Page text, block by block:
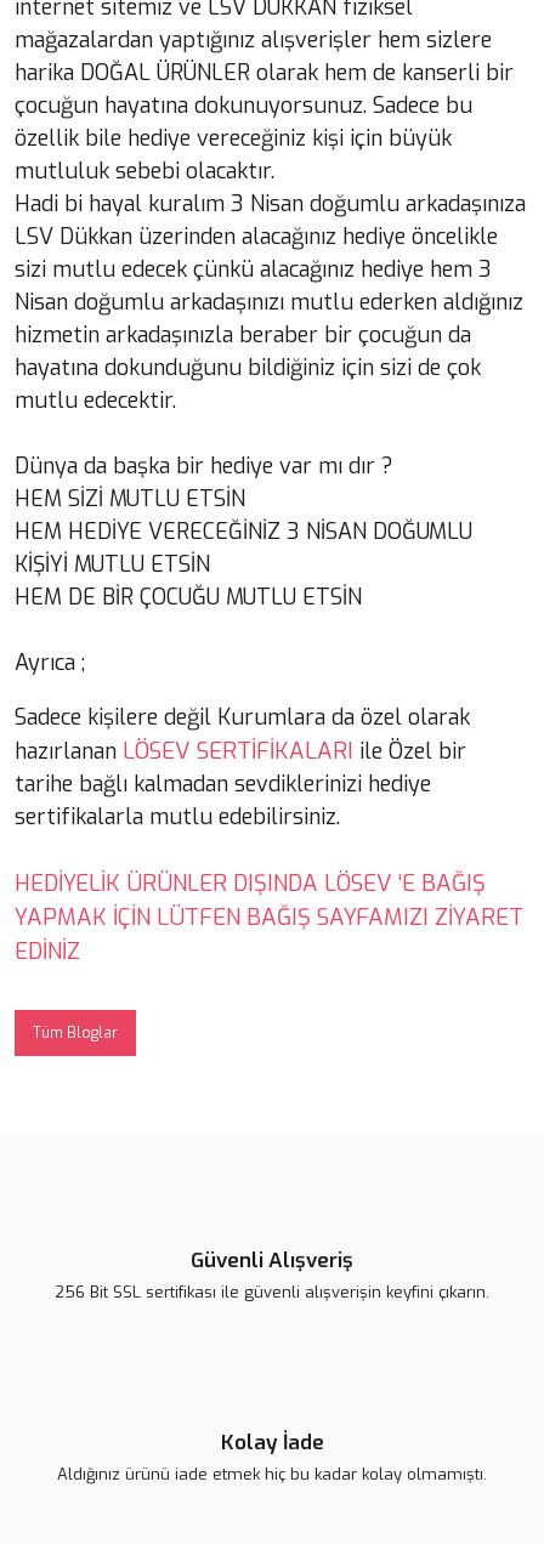
internet sitemiz ve LSV DÜKKAN fiziksel
mağazalardan yaptığınız alışverişler hem sizlere
harika DOĞAL ÜRÜNLER olarak hem de kanserli bir
çocuğun hayatına dokunuyorsunuz. Sadece bu
özellik bile hediye vereceğiniz kişi için büyük
mutluluk sebebi olacaktır.
Hadi bi hayal kuralım 3 Nisan doğumlu arkadaşınıza
LSV Dükkan üzerinden alacağınız hediye öncelikle
sizi mutlu edecek çünkü alacağınız hediye hem 3
Nisan doğumlu arkadaşınızı mutlu ederken aldığınız
hizmetin arkadaşınızla beraber bir çocuğun da
hayatına dokunduğunu bildiğiniz için sizi de çok
mutlu edecektir.
Dünya da başka bir hediye var mı dır ?
HEM SİZİ MUTLU ETSİN
HEM HEDİYE VERECEĞİNİZ 3 NİSAN DOĞUMLU
KİŞİYİ MUTLU ETSİN
HEM DE BİR ÇOCUĞU MUTLU ETSİN
Ayrıca ;
Sadece kişilere değil Kurumlara da özel olarak
hazırlanan LÖSEV SERTİFİKALARI ile Özel bir
tarihe bağlı kalmadan sevdiklerinizi hediye
sertifikalarla mutlu edebilirsiniz.
HEDİYELİK ÜRÜNLER DIŞINDA LÖSEV ‘E BAĞIŞ
YAPMAK İÇİN LÜTFEN BAĞIŞ SAYFAMIZI ZİYARET
EDİNİZ
Tüm Bloglar
Güvenli Alışveriş
256 Bit SSL sertifikası ile güvenli alışverişin keyfini çıkarın.
Kolay İade
Aldığınız ürünü iade etmek hiç bu kadar kolay olmamıştı.